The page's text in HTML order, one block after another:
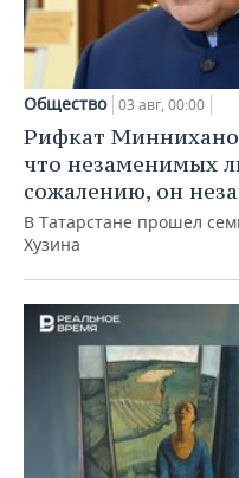
Общество 03 авг, 00:00
Рифкат
что незаменимых
сожалению, он
В Татарстане прошел
Хузина